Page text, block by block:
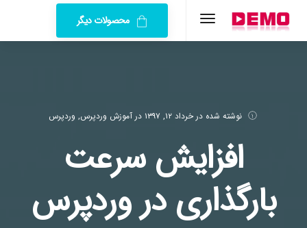
محصولات دیگر
نوشته شده در خرداد ۱۲, ۱۳۹۷ درآموزش وردپرس, وردپرس
افزایش سرعت
بارگذاری در وردپرس